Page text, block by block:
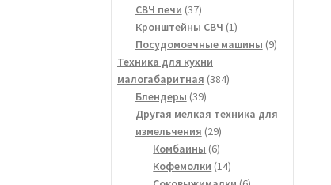
СВЧ печи 3737
товаров
Кронштейны СВЧ 11
товар
Посудомоечные машины 99
Техника для кухни
малогабаритная 384384
Блендеры 3939
товаров
Другая мелкая техника для
измельчения 2929
товаров
Комбаины 66
товаров
Кофемолки 1414